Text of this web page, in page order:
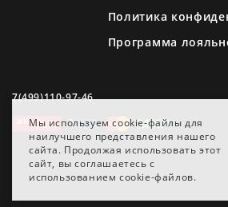
Мы используем cookie-файлы для
наилучшего представления нашего
сайта. Продолжая использовать этот
сайт, вы соглашаетесь с
использованием cookie-файлов.
Политика
Программа
7(499)110-97-46